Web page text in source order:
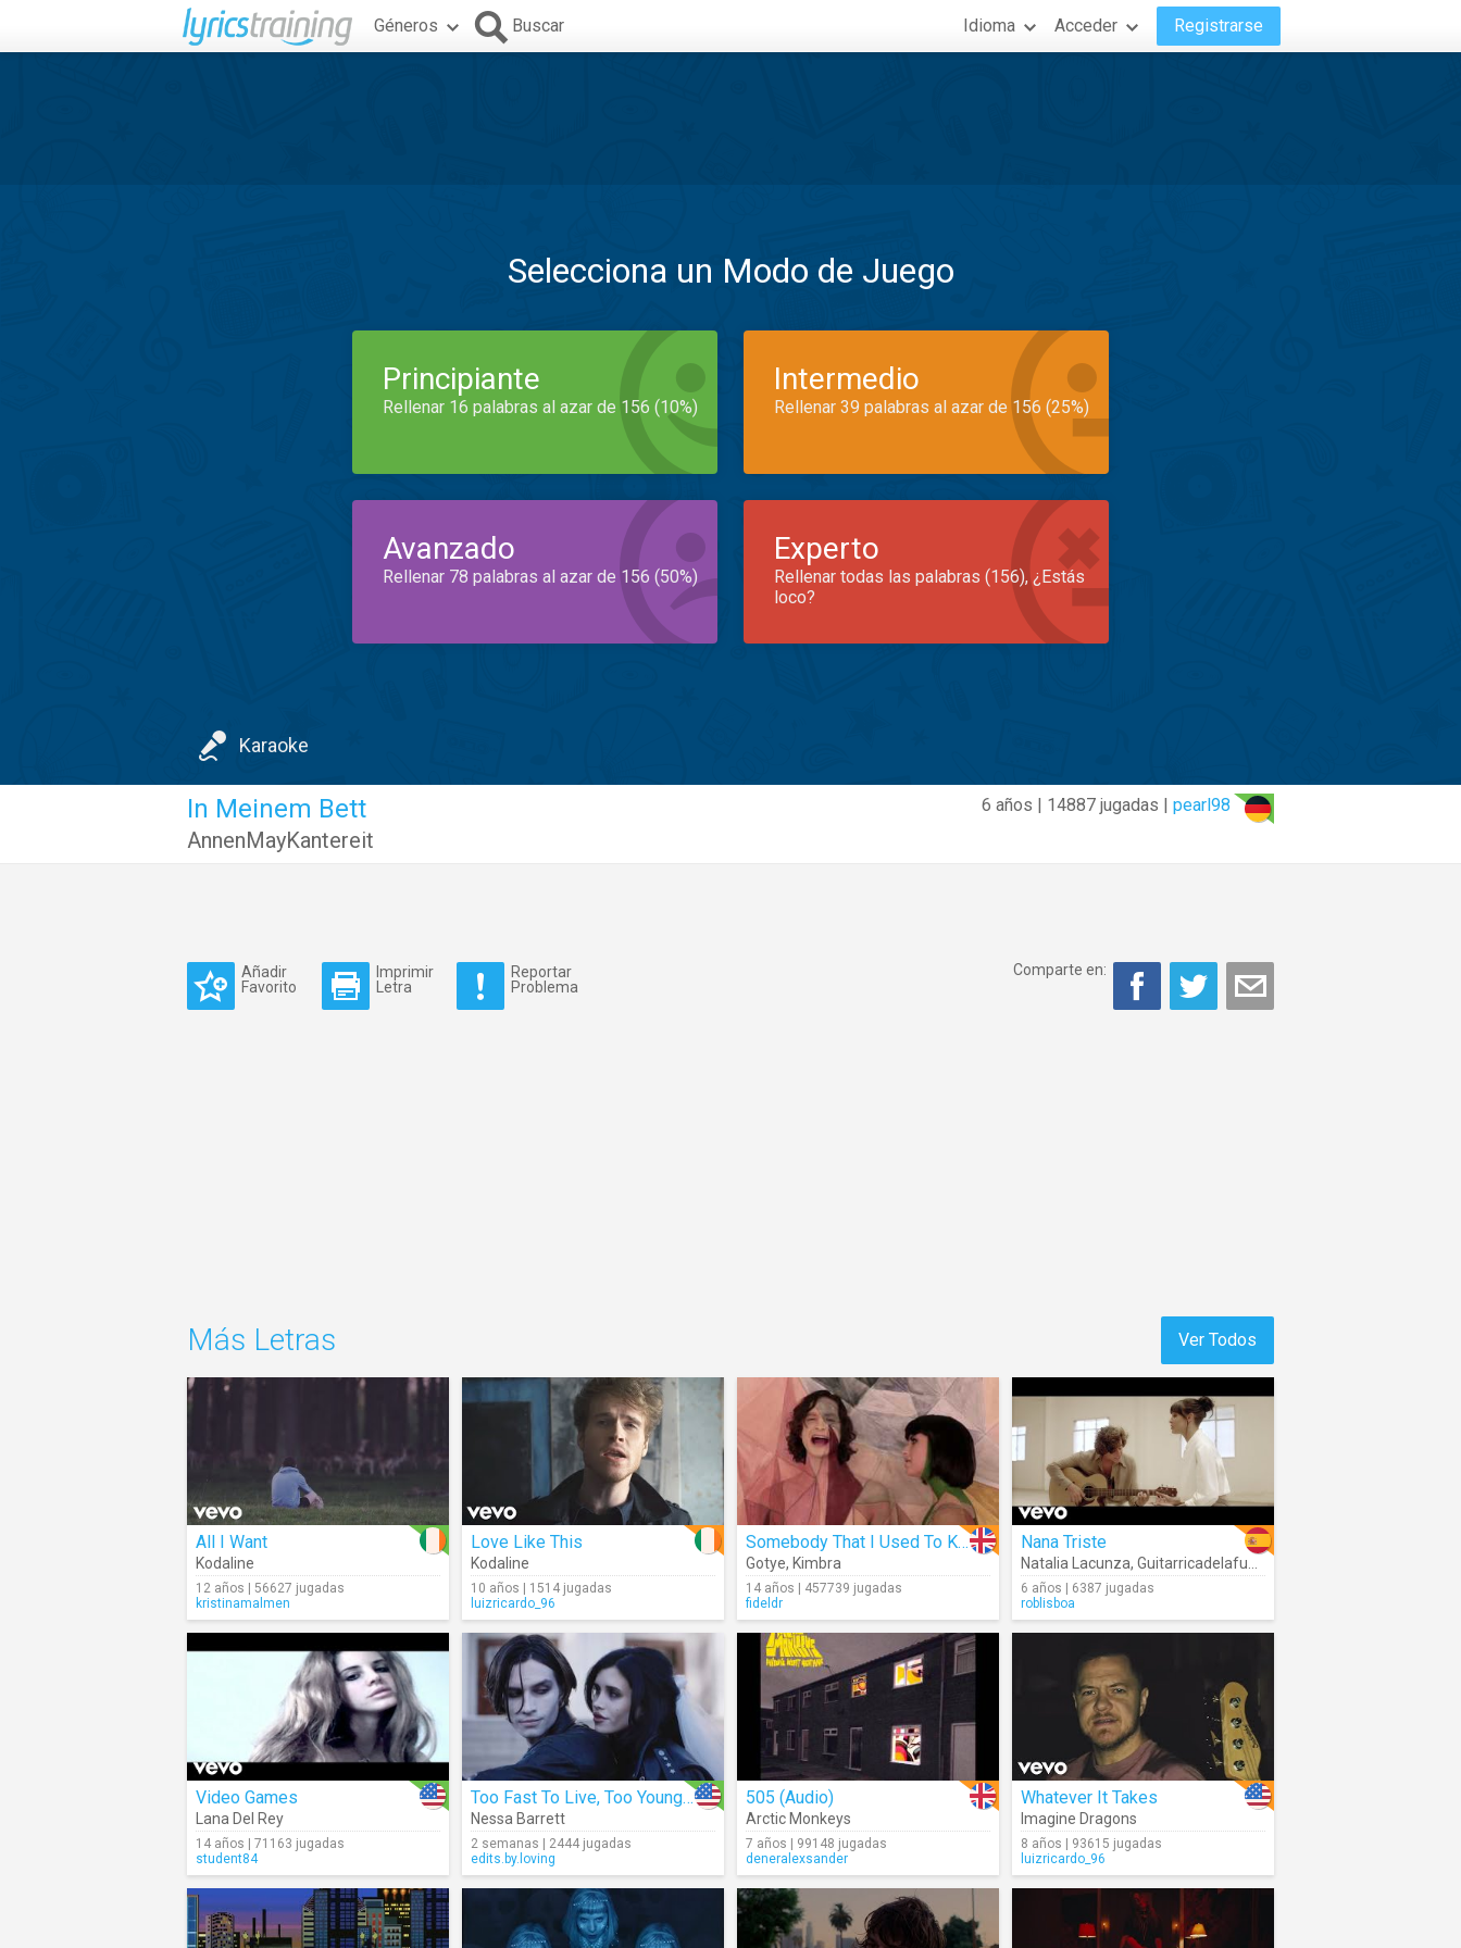
Géneros Buscar Idioma Acceder Registrarse
Selecciona un Modo de Juego
Principiante
Rellenar 16 palabras al azar de 156 (10%)
Intermedio
Rellenar 39 palabras al azar de 156 (25%)
Avanzado
Rellenar 78 palabras al azar de 156 (50%)
Experto
Rellenar todas las palabras (156), ¿Estás
loco?
Karaoke
6 años | 14887 jugadas | pearl98
In Meinem Bett
AnnenMayKantereit
Añadir
Favorito
Imprimir
Letra
Reportar
Problema
Comparte en:
Ver Todos
Más Letras
All I Want
Kodaline
12 años | 56627 jugadas
kristinamalmen
Love Like This
Kodaline
10 años | 1514 jugadas
luizricardo_96
Somebody That I Used To Know
Gotye, Kimbra
14 años | 457739 jugadas
fideldr
Nana Triste
Natalia Lacunza, Guitarricadelafuente
6 años | 6387 jugadas
roblisboa
Video Games
Lana Del Rey
14 años | 71163 jugadas
student84
Too Fast To Live, Too Young To Die
Nessa Barrett
2 semanas | 2444 jugadas
edits.by.loving
505 (Audio)
Arctic Monkeys
7 años | 99148 jugadas
deneralexsander
Whatever It Takes
Imagine Dragons
8 años | 93615 jugadas
luizricardo_96